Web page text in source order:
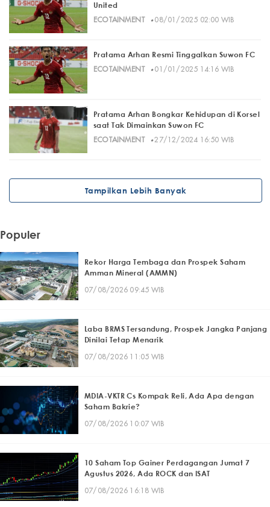
United
ECOTAINMENT
· 08/01/2025 02:00 WIB
Pratama Arhan Resmi Tinggalkan Suwon FC
ECOTAINMENT
· 01/01/2025 14:16 WIB
Pratama Arhan Bongkar Kehidupan di Korsel
saat Tak Dimainkan Suwon FC
ECOTAINMENT
· 27/12/2024 16:50 WIB
Tampilkan Lebih Banyak
Populer
Rekor Harga Tembaga dan Prospek Saham
Amman Mineral (AMMN)
07/08/2026 09:45 WIB
Laba BRMS Tersandung, Prospek Jangka Panjang
Dinilai Tetap Menarik
07/08/2026 11:05 WIB
MDIA-VKTR Cs Kompak Reli, Ada Apa dengan
Saham Bakrie?
07/08/2026 10:07 WIB
10 Saham Top Gainer Perdagangan Jumat 7
Agustus 2026, Ada ROCK dan ISAT
07/08/2026 16:18 WIB